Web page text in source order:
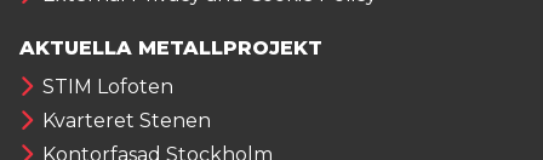
AKTUELLA METALLPROJEKT
STIM Lofoten
Kvarteret Stenen
Kontorfasad Stockholm